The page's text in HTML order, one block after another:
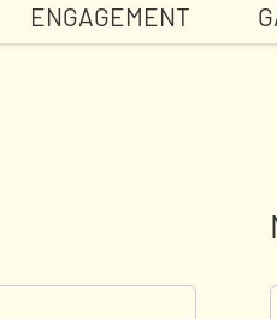
ENGAGEMENT